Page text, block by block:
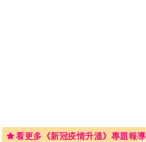
看更多《新冠疫情升溫》專題報導